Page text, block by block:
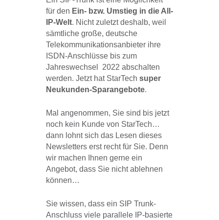
für den Ein- bzw. Umstieg in die All-
IP-Welt. Nicht zuletzt deshalb, weil
sämtliche große, deutsche
Telekommunikationsanbieter ihre
ISDN-Anschlüsse bis zum
Jahreswechsel 2022 abschalten
werden. Jetzt hat StarTech super
Neukunden-Sparangebote.
Mal angenommen, Sie sind bis jetzt
noch kein Kunde von StarTech…
dann lohnt sich das Lesen dieses
Newsletters erst recht für Sie. Denn
wir machen Ihnen gerne ein
Angebot, dass Sie nicht ablehnen
können…
Sie wissen, dass ein SIP Trunk-
Anschluss viele parallele IP-basierte